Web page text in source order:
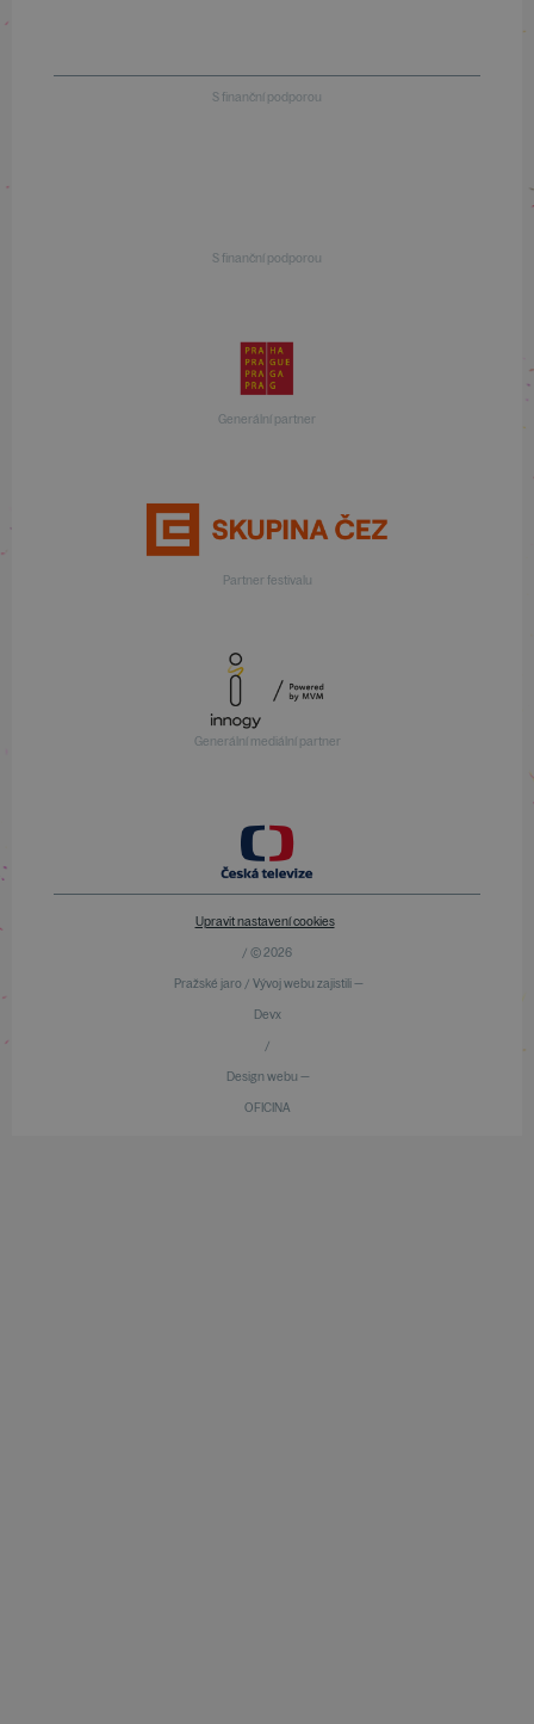
S finanční podporou
S finanční podporou
Generální partner
Partner festivalu
Generální mediální partner
Upravit nastavení cookies
/ © 2026
Pražské jaro / Vývoj webu zajistili —
Devx
/
Design webu —
OFICINA